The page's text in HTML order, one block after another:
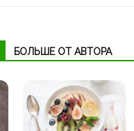
БОЛЬШЕ ОТ АВТОРА